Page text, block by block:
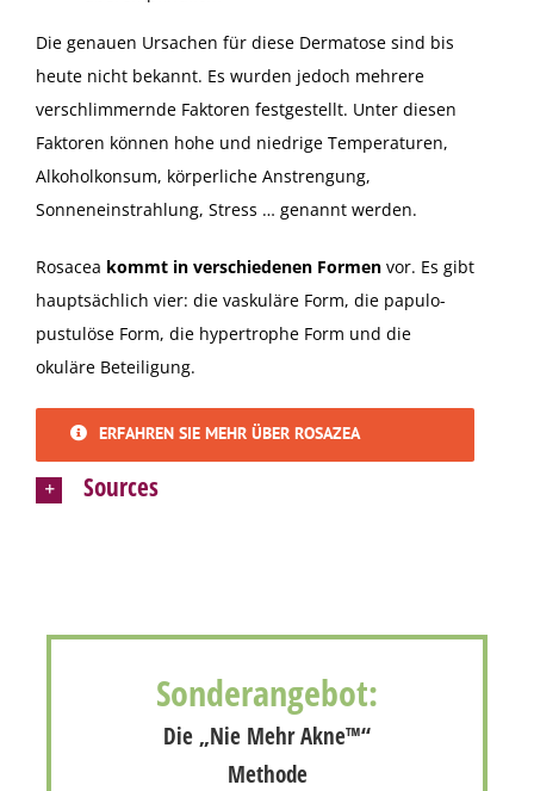
Die genauen Ursachen für diese Dermatose sind bis
heute nicht bekannt. Es wurden jedoch mehrere
verschlimmernde Faktoren festgestellt. Unter diesen
Faktoren können hohe und niedrige Temperaturen,
Alkoholkonsum, körperliche Anstrengung,
Sonneneinstrahlung, Stress … genannt werden.
Rosacea kommt in verschiedenen Formen vor. Es gibt
hauptsächlich vier: die vaskuläre Form, die papulo-
pustulöse Form, die hypertrophe Form und die
okuläre Beteiligung.
ERFAHREN SIE MEHR ÜBER ROSAZEA
Sources
Sonderangebot:
Die „Nie Mehr Akne™“
Methode